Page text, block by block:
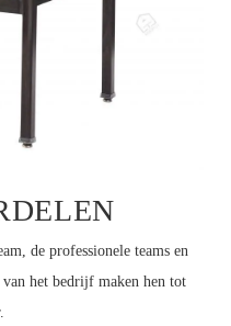
de professionele teams en
het bedrijf maken hen tot